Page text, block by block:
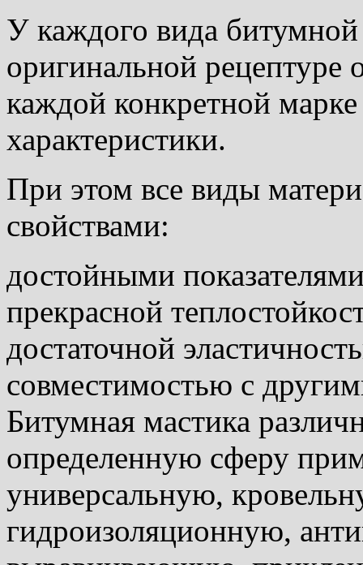
У каждого вида
оригинальной рецептуре
каждой конкретной
характеристики.
При этом все виды
свойствами:
достойными
прекрасной
достаточной
совместимостью с
Битумная мастика
определенную сферу
универсальную,
гидроизоляционную,